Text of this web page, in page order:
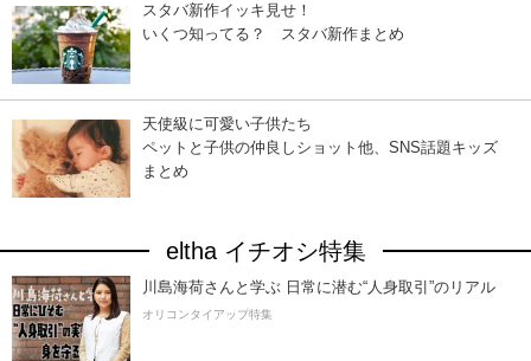
スタバ新作イッキ見せ！
いくつ知ってる？ スタバ新作まとめ
天使級に可愛い子供たち
ペットと子供の仲良しショット他、SNS話題キッズ
まとめ
eltha イチオシ特集
川島海荷さんと学ぶ 日常に潜む“人身取引”のリアル
オリコンタイアップ特集